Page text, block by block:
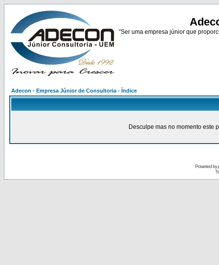
"Ser uma empresa júnior que
Adecon - Empresa Júnior de Consultoria - Índice
Desculpe mas no momento este
Powered by